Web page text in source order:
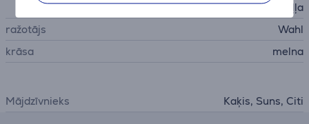
ļļa
ražotājs
Wahl
krāsa
melna
Mājdzīvnieks Kaķis, Suns, Citi